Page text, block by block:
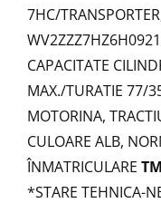
7HC/
CAPACITATE
MAX./TURATIE 77/
MOTORINA,
CULOARE ALB,
ÎNMATRICULARE
*STARE TEHNICA-